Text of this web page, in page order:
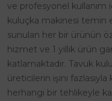
ve profesyonel kullanım
kuluçka makinesi temin
sunulan her bir ürünün
hizmet ve 1 yıllık ürün
katlamaktadır. Tavuk
üreticilerin işini fazlasıyla
herhangi bir tehlikeyle